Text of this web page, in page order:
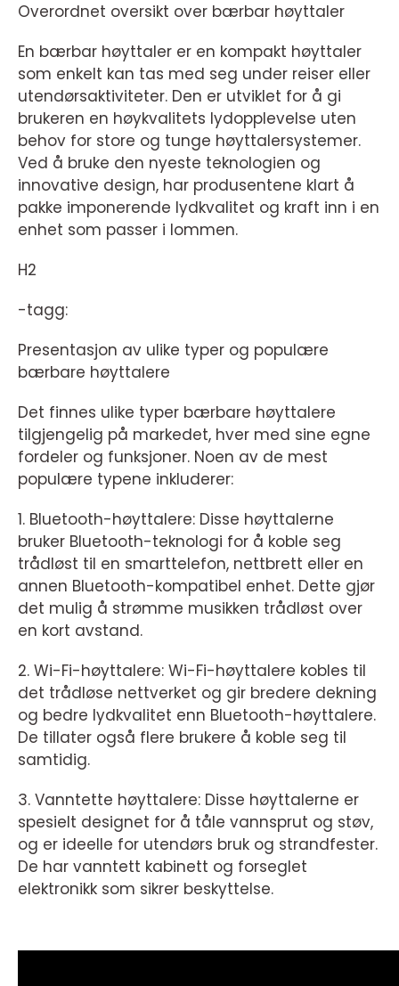
Overordnet oversikt over bærbar høyttaler
En bærbar høyttaler er en kompakt høyttaler
som enkelt kan tas med seg under reiser eller
utendørsaktiviteter. Den er utviklet for å gi
brukeren en høykvalitets lydopplevelse uten
behov for store og tunge høyttalersystemer.
Ved å bruke den nyeste teknologien og
innovative design, har produsentene klart å
pakke imponerende lydkvalitet og kraft inn i en
enhet som passer i lommen.
H2
-tagg:
Presentasjon av ulike typer og populære
bærbare høyttalere
Det finnes ulike typer bærbare høyttalere
tilgjengelig på markedet, hver med sine egne
fordeler og funksjoner. Noen av de mest
populære typene inkluderer:
1. Bluetooth-høyttalere: Disse høyttalerne
bruker Bluetooth-teknologi for å koble seg
trådløst til en smarttelefon, nettbrett eller en
annen Bluetooth-kompatibel enhet. Dette gjør
det mulig å strømme musikken trådløst over
en kort avstand.
2. Wi-Fi-høyttalere: Wi-Fi-høyttalere kobles til
det trådløse nettverket og gir bredere dekning
og bedre lydkvalitet enn Bluetooth-høyttalere.
De tillater også flere brukere å koble seg til
samtidig.
3. Vanntette høyttalere: Disse høyttalerne er
spesielt designet for å tåle vannsprut og støv,
og er ideelle for utendørs bruk og strandfester.
De har vanntett kabinett og forseglet
elektronikk som sikrer beskyttelse.